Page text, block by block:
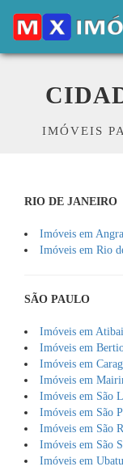
IMÓVEIS
RIO DE JANEIRO
Imóveis em
Imóveis em Rio
SÃO PAULO
Imóveis em
Imóveis em
Imóveis em
Imóveis em
Imóveis em São
Imóveis em São
Imóveis em São
Imóveis em São
Imóveis em